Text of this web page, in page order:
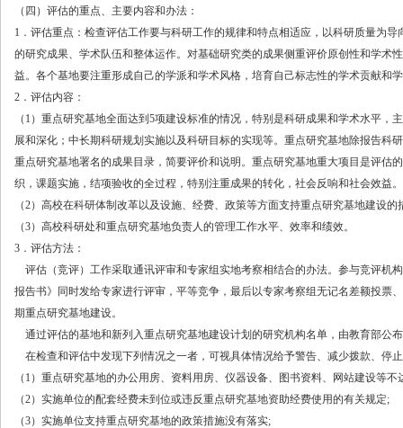
（四）评估的重点、主要内容和办法：
1．评估重点：检查评估工作要与科研工作的规律和特点相适应，以科研质量为
的研究成果、学术队伍和整体运作。对基础研究类的成果侧重评价原创性和学术
益。各个基地要注重形成自己的学派和学术风格，培育自己标志性的学术贡献和
2．评估内容：
（ 1）重点研究基地全面达到5项建设标准的情况，特别是科研成果和学术水平，
展和深化；中长期科研规划实施以及科研目标的实现等。重点研究基地除报告科
重点研究基地署名的成果目录，简要评价和说明。重点研究基地重大项目是评估
织，课题实施，结项验收的全过程，特别注重成果的转化，社会反响和社会效益。
（2）高校在科研体制改革以及设施、经费、政策等方面支持重点研究基地建设的
（3）高校科研处和重点研究基地负责人的管理工作水平、效率和绩效。
3．评估方法：
评估（竞评）工作采取通讯评审和专家组实地考察相结合的办法。参与竞评机
报告书》同时发给专家进行评审，平等竞争，最后以专家考察组无记名差额投票
期重点研究基地建设。
通过评估的基地和新列入重点研究基地建设计划的研究机构名单，由教育部公
在检查和评估中发现下列情况之一者，可视具体情况给予警告、减少拨款、停
（ 1）重点研究基地的办公用房、资料用房、仪器设备、图书资料、网站建设等不
（2）实施单位的配套经费未到位或违反重点研究基地资助经费使用的有关规定;
（3）实施单位支持重点研究基地的政策措施没有落实;